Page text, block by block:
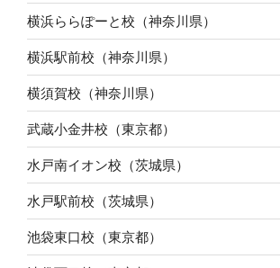
横浜ららぽーと校（神奈川県）
横浜駅前校（神奈川県）
横須賀校（神奈川県）
武蔵小金井校（東京都）
水戸南イオン校（茨城県）
水戸駅前校（茨城県）
池袋東口校（東京都）